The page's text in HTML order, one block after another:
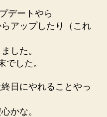
デートやら
アップしたり（これ
した。
でした。
日にやれることやっ
かな。